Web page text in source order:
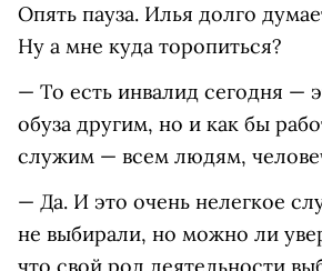
Опять пауза. Илья долго
Ну а мне куда торопиться?
— То есть инвалид сегодня —
обуза другим, но и как бы
служим — всем людям,
— Да. И это очень нелегкое
не выбирали, но можно ли